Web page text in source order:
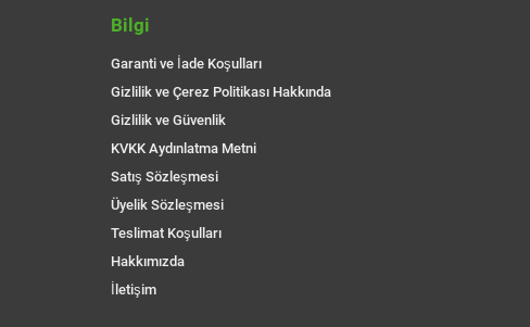
Bilgi
Garanti ve İade Koşulları
Gizlilik ve Çerez Politikası Hakkında
Gizlilik ve Güvenlik
KVKK Aydınlatma Metni
Satış Sözleşmesi
Üyelik Sözleşmesi
Teslimat Koşulları
Hakkımızda
İletişim